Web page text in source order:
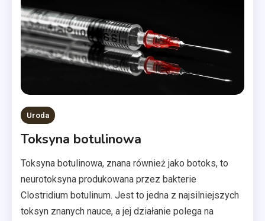
Uroda
Toksyna botulinowa
Toksyna botulinowa, znana również jako botoks, to
neurotoksyna produkowana przez bakterie
Clostridium botulinum. Jest to jedna z najsilniejszych
toksyn znanych nauce, a jej działanie polega na